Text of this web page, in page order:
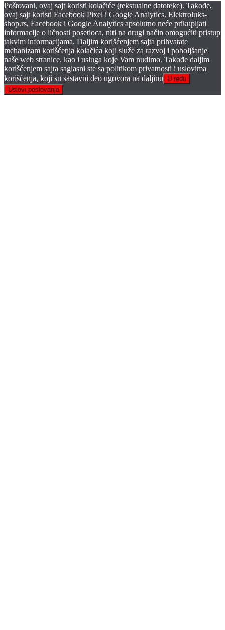
Poštovani, ovaj sajt koristi kolačiće (tekstualne datoteke). Takođe,
ovaj sajt koristi Facebook Pixel i Google Analytics. Elektroluks-
shop.rs, Facebook i Google Analytics apsolutno neće prikupljati
informacije o ličnosti posetioca, niti na drugi način omogućiti pristup
takvim informacijama. Daljim korišćenjem sajta prihvatate
mehanizam korišćenja kolačića koji služe za razvoj i poboljšanje
naše web stranice, kao i usluga koje Vam nudimo. Takođe daljim
korišćenjem sajta saglasni ste sa politikom privatnosti i uslovima
korišćenja, koji su sastavni deo ugovora na daljinu
U redu
Uslovi poslovanja